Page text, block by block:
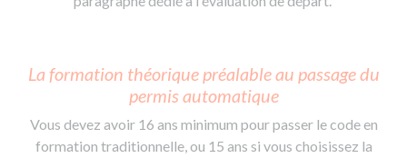
La formation théorique préalable au passage du
permis automatique
Vous devez avoir 16 ans minimum pour passer le code en
formation traditionnelle, ou 15 ans si vous choisissez la